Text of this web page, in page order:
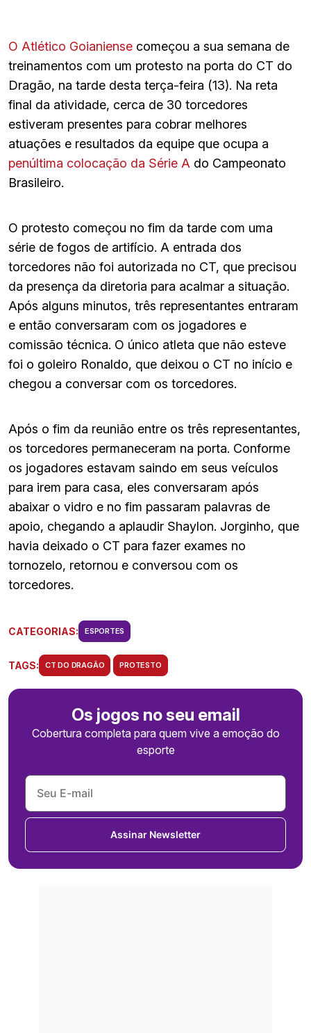
O Atlético Goianiense começou a sua semana de
treinamentos com um protesto na porta do CT do
Dragão, na tarde desta terça-feira (13). Na reta
final da atividade, cerca de 30 torcedores
estiveram presentes para cobrar melhores
atuações e resultados da equipe que ocupa a
penúltima colocação da Série A do Campeonato
Brasileiro.
O protesto começou no fim da tarde com uma
série de fogos de artifício. A entrada dos
torcedores não foi autorizada no CT, que precisou
da presença da diretoria para acalmar a situação.
Após alguns minutos, três representantes entraram
e então conversaram com os jogadores e
comissão técnica. O único atleta que não esteve
foi o goleiro Ronaldo, que deixou o CT no início e
chegou a conversar com os torcedores.
Após o fim da reunião entre os três representantes,
os torcedores permaneceram na porta. Conforme
os jogadores estavam saindo em seus veículos
para irem para casa, eles conversaram após
abaixar o vidro e no fim passaram palavras de
apoio, chegando a aplaudir Shaylon. Jorginho, que
havia deixado o CT para fazer exames no
tornozelo, retornou e conversou com os
torcedores.
CATEGORIAS: ESPORTES
TAGS: CT DO DRAGÃO PROTESTO
Os jogos no seu email
Cobertura completa para quem vive a emoção do
esporte
Assinar Newsletter